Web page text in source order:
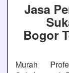
Jasa
Bogor
Murah